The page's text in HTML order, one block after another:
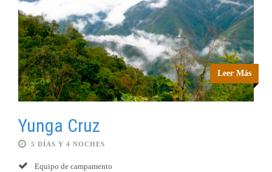
Leer Más
Yunga Cruz
5 DÍAS Y 4 NOCHES
Equipo de campamento